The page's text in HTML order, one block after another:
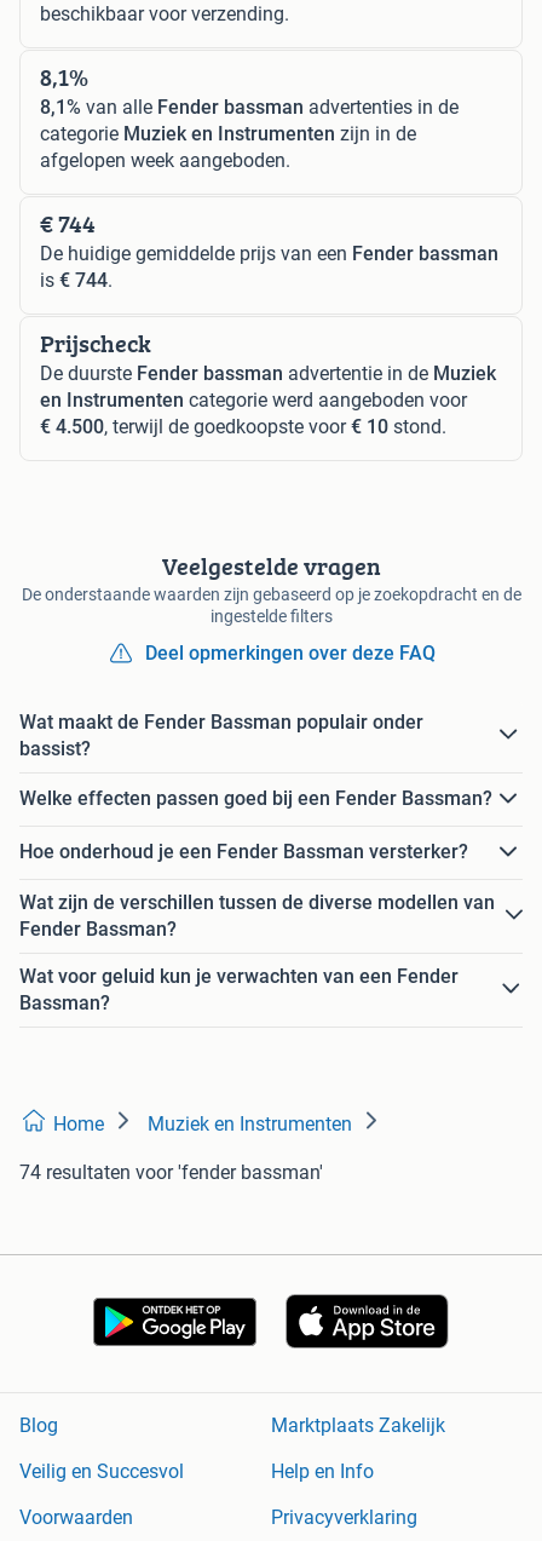
beschikbaar voor verzending.
8,1%
8,1% van alle Fender bassman advertenties in de
categorie Muziek en Instrumenten zijn in de
afgelopen week aangeboden.
€ 744
De huidige gemiddelde prijs van een Fender bassman
is € 744.
Prijscheck
De duurste Fender bassman advertentie in de Muziek
en Instrumenten categorie werd aangeboden voor
€ 4.500, terwijl de goedkoopste voor€ 10 stond.
Veelgestelde vragen
De onderstaande waarden zijn gebaseerd op je zoekopdracht en de
ingestelde filters
Deel opmerkingen over deze FAQ
Wat maakt de Fender Bassman populair onder
bassist?
Welke effecten passen goed bij een Fender Bassman?
Hoe onderhoud je een Fender Bassman versterker?
Wat zijn de verschillen tussen de diverse modellen van
Fender Bassman?
Wat voor geluid kun je verwachten van een Fender
Bassman?
Home Muziek en Instrumenten
74 resultaten voor 'fender bassman'
Blog
Marktplaats Zakelijk
Veilig en Succesvol
Help en Info
Voorwaarden
Privacyverklaring